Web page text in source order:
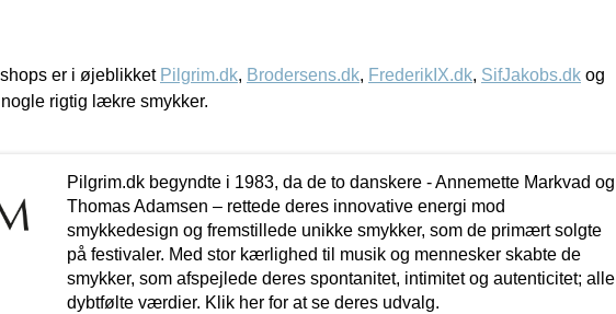
er i øjeblikket Pilgrim.dk, Brodersens.dk, FrederikIX.dk, SifJakobs.dk og
rigtig lækre smykker.
Pilgrim.dk begyndte i 1983, da de to danskere - Annemette Markvad og
Thomas Adamsen – rettede deres innovative energi mod
smykkedesign og fremstillede unikke smykker, som de primært solgte
på festivaler. Med stor kærlighed til musik og mennesker skabte de
smykker, som afspejlede deres spontanitet, intimitet og autenticitet; alle
dybtfølte værdier. Klik her for at se deres udvalg.